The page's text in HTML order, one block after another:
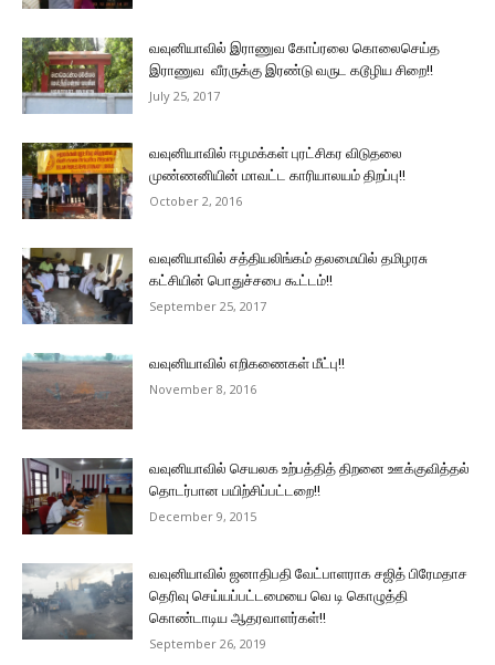
வவுனியாவில் இராணுவ கோப்ரலை கொலைசெய்த
இராணுவ வீரருக்கு இரண்டு வருட கடூழிய சிறை!!
July 25, 2017
வவுனியாவில் ஈழமக்கள் புரட்சிகர விடுதலை
முண்ணனியின் மாவட்ட காரியாலயம் திறப்பு!!
October 2, 2016
வவுனியாவில் சத்தியலிங்கம் தலமையில் தமிழரசு
கட்சியின் பொதுச்சபை கூட்டம்!!
September 25, 2017
வவுனியாவில் எறிகணைகள் மீட்பு!!
November 8, 2016
வவுனியாவில் செயலக உற்பத்தித் திறனை ஊக்குவித்தல்
தொடர்பான பயிற்சிப்பட்டறை!!
December 9, 2015
வவுனியாவில் ஜனாதிபதி வேட்பாளராக சஜித் பிரேமதாச
தெரிவு செய்யப்பட்டமையை வெ டி கொழுத்தி
கொண்டாடிய ஆதரவாளர்கள்!!
September 26, 2019